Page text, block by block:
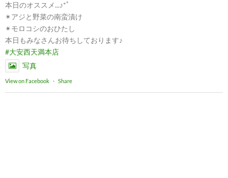
本日のオススメ...♪*ﾟ
✴︎アジと野菜の南蛮漬け
✴︎モロコシのおひたし
本日もみなさんお待ちしております♪
#大安西天満本店
写真
View on Facebook · Share